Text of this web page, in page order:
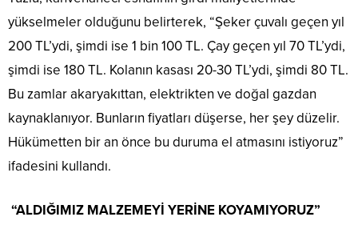
yükselmeler olduğunu belirterek, “Şeker çuvalı geçen yıl
200 TL’ydi, şimdi ise 1 bin 100 TL. Çay geçen yıl 70 TL’ydi,
şimdi ise 180 TL. Kolanın kasası 20-30 TL’ydi, şimdi 80 TL.
Bu zamlar akaryakıttan, elektrikten ve doğal gazdan
kaynaklanıyor. Bunların fiyatları düşerse, her şey düzelir.
Hükümetten bir an önce bu duruma el atmasını istiyoruz”
ifadesini kullandı.
“ALDIĞIMIZ MALZEMEYİ YERİNE KOYAMIYORUZ”